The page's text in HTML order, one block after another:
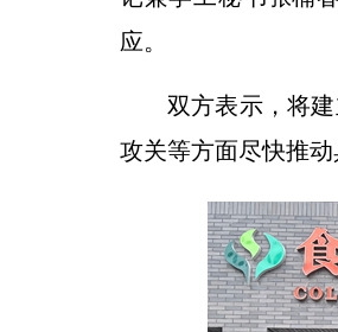
应。
双方表示，将
攻关等方面尽快推